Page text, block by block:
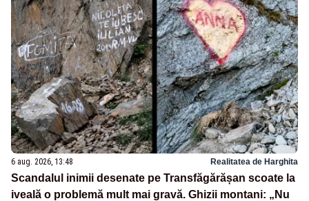
6 aug. 2026, 13:48 Realitatea de Harghita
Scandalul inimii desenate pe Transfăgărășan scoate la
iveală o problemă mult mai gravă. Ghizii montani: „Nu